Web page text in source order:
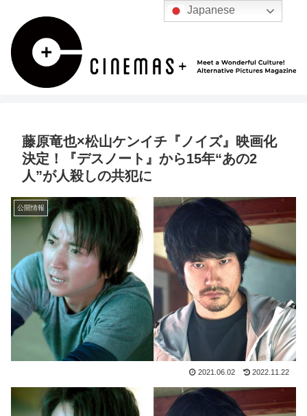
藤原竜也×松山ケンイチ『ノイズ』映画化
決定！『デスノート』から15年“あの2
人”が人殺しの共犯に
公開情報
2021.06.02 2022.11.22
Japanese